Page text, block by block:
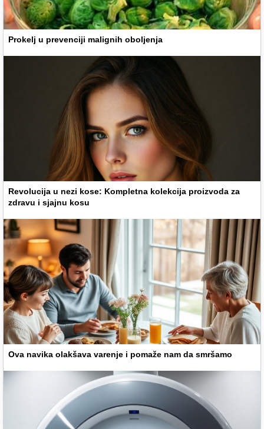
Prokelj u prevenciji malignih oboljenja
Revolucija u nezi kose: Kompletna kolekcija proizvoda za
zdravu i sjajnu kosu
Ova navika olakšava varenje i pomaže nam da smršamo